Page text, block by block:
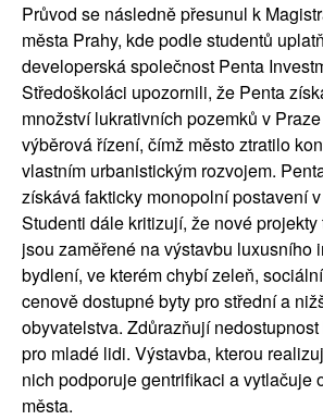
Průvod se následně přesunul k
města Prahy, kde podle studentů
developerská společnost Penta
Středoškoláci upozornili, že Penta
množství lukrativních pozemků v
výběrová řízení, čímž město ztratilo
vlastním urbanistickým rozvojem.
získává fakticky monopolní postavení
Studenti dále kritizují, že nové
jsou zaměřené na výstavbu luxusního
bydlení, ve kterém chybí zeleň,
cenově dostupné byty pro střední a
obyvatelstva. Zdůrazňují
pro mladé lidi. Výstavba, kterou
nich podporuje gentrifikaci a vytlačuje
města.